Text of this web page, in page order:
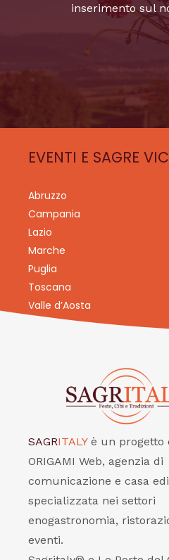
inserimento sul
EVENTI E SAGRE
Abruzzo
Campania
Lazio
Marche
Puglia
Toscana
Valle d’Aosta
SAGRITALY è un progetto
ORIGAMI Web, agenzia di
comunicazione e casa
specializzata nei settori
enogastronomia,
eventi.